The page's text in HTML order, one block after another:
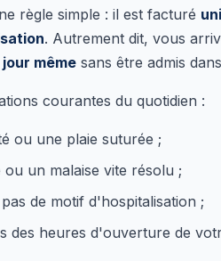
règle simple : il est facturé
. Autrement dit, vous
même sans être admis
courantes du quotidien :
ou une plaie suturée ;
un malaise vite résolu ;
de motif d'hospitalisation ;
des heures d'ouverture de